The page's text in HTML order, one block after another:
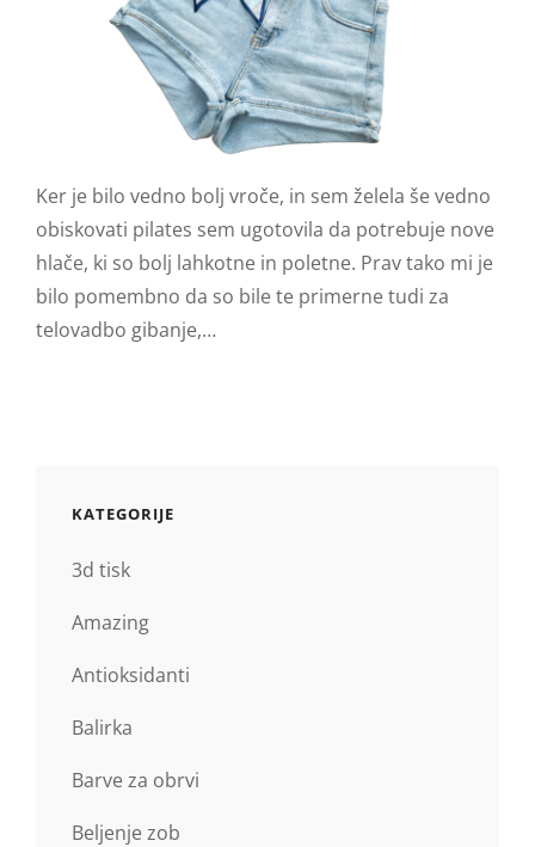
Ker je bilo vedno bolj vroče, in sem želela še vedno
obiskovati pilates sem ugotovila da potrebuje nove
hlače, ki so bolj lahkotne in poletne. Prav tako mi je
bilo pomembno da so bile te primerne tudi za
telovadbo gibanje,…
KATEGORIJE
3d tisk
Amazing
Antioksidanti
Balirka
Barve za obrvi
Beljenje zob